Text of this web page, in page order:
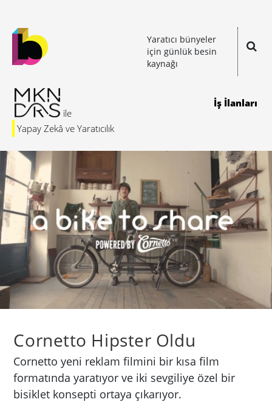
Yaratıcı bünyeler
için günlük besin
kaynağı
Yapay Zekâ ve Yaratıcılık
İş İlanları
Cornetto Hipster Oldu
Cornetto yeni reklam filmini bir kısa film
formatında yaratıyor ve iki sevgiliye özel bir
bisiklet konsepti ortaya çıkarıyor.